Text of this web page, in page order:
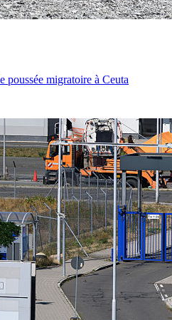
poussée migratoire à Ceuta